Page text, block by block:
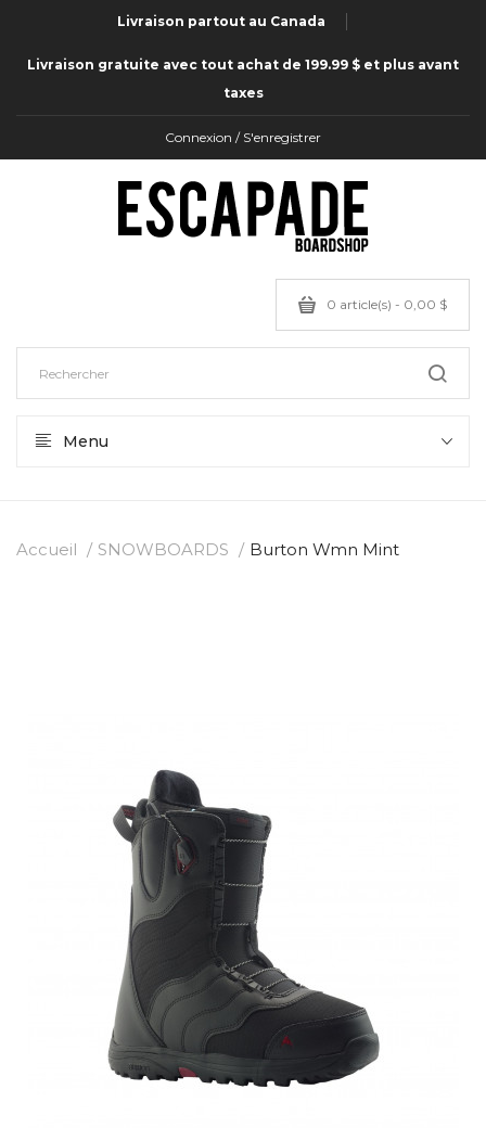
Livraison partout au Canada
Livraison gratuite avec tout achat de 199.99 $ et plus avant
taxes
Connexion / S'enregistrer
0 article(s) - 0,00 $
Menu
Accueil SNOWBOARDS Burton Wmn Mint